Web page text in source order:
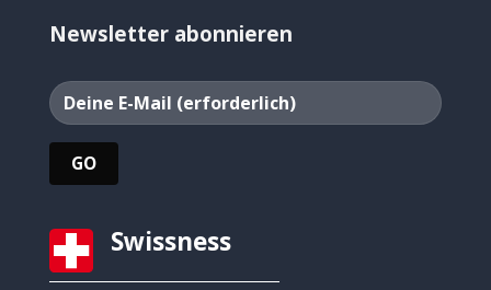
Newsletter abonnieren
Swissness